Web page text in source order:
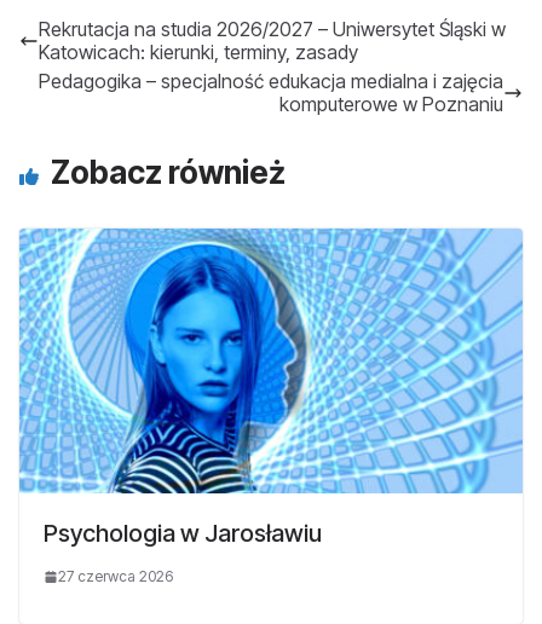
Rekrutacja na studia 2026/2027 – Uniwersytet Śląski w
Katowicach: kierunki, terminy, zasady
Pedagogika – specjalność edukacja medialna i zajęcia
komputerowe w Poznaniu
Zobacz również
Psychologia w Jarosławiu
27 czerwca 2026